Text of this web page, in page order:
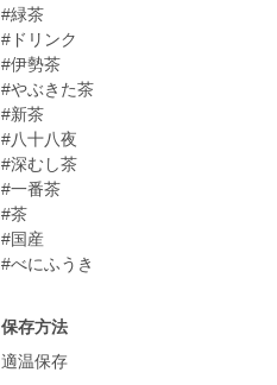
#緑茶
#ドリンク
#伊勢茶
#やぶきた茶
#新茶
#八十八夜
#深むし茶
#一番茶
#茶
#国産
#べにふうき
保存方法
適温保存